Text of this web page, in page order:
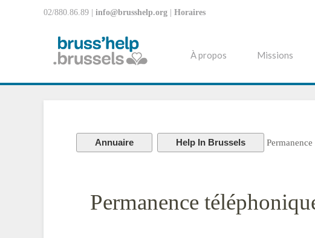
02/880.86.89 | info@brusshelp.org Horaires
À propos Missions
Annuaire Help In Brussels
Permanence